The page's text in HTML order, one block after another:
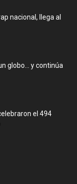
nacional, llega al
globo… y continúa
el 494